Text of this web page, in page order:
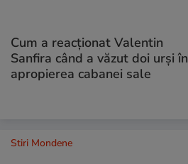
Cum a reacționat Valentin
Sanfira când a văzut doi urși în
apropierea cabanei sale
Stiri Mondene